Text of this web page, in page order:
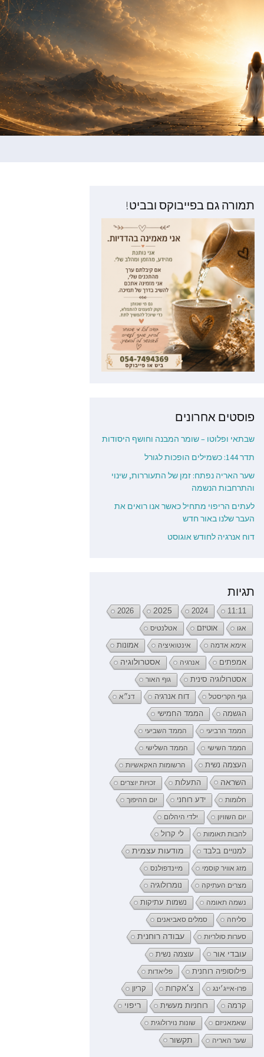
תמורה גם בפייבוקס ובביט!
פוסטים אחרונים
שבתאי ופלוטו – שומר המבנה וחושף היסודות
תדר 144: כשמילים הופכות לגורל
שער האריה נפתח: זמן של התעוררות, שינוי
והתרחבות הנשמה
לעתים הריפוי מתחיל כאשר אנו רואים את
העבר שלנו באור חדש
דוח אנרגיה לחודש אוגוסט
תגיות
11:11
2024
2025
2026
אגו אוטיזם אטלנטיס
אימא אדמה אינטואיציה אמונות
אמפתים אנרגיה אסטרולוגיה
אסטרולוגיה סינית גוף האור
גוף הקריסטל דוח אנרגיה דנ״א
הגשמה הממד החמישי
הממד הרביעי הממד השביעי
הממד השישי הממד השלישי
העצמה נשית הרשומות האקאשיות
השראה התעלות זכויות יוצרים
חלומות ידע רוחני יום ההיפוך
יום השוויון ילדי היהלום
להבות תאומות לי קרול
למנויים בלבד מודעות עצמית
מזג אוויר קוסמי מיינדפולנס
מצרים העתיקה נומרולוגיה
נשמה תאומה נשמות עתיקות
סליחה סמלים סאביאנים
סערות סולריות עבודה רוחנית
עובדי אור
עוצמה נשית
פילוסופיה רוחנית
פליאדות
פרו-אייג׳ינג צ׳אקרות קריון
קרמה רוחניות מעשית ריפוי
שאמאניזם שונות נוירולוגית
שער האריה תקשור